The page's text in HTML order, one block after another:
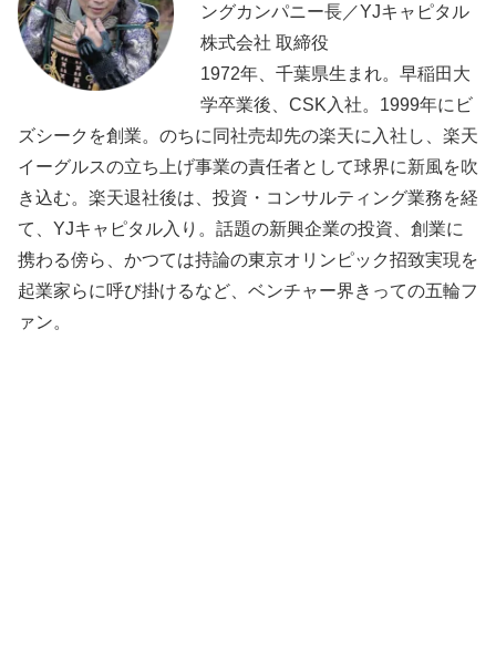
ングカンパニー長／YJキャピタル
株式会社 取締役
1972年、千葉県生まれ。早稲田大
学卒業後、CSK入社。1999年にビ
ズシークを創業。のちに同社売却先の楽天に入社し、楽天
イーグルスの立ち上げ事業の責任者として球界に新風を吹
き込む。楽天退社後は、投資・コンサルティング業務を経
て、YJキャピタル入り。話題の新興企業の投資、創業に
携わる傍ら、かつては持論の東京オリンピック招致実現を
起業家らに呼び掛けるなど、ベンチャー界きっての五輪フ
ァン。